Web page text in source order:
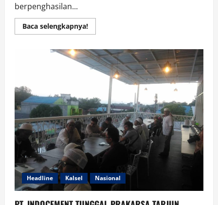
berpenghasilan...
Baca selengkapnya!Read
more
PDAM
Bandarmasih
Jual
Paket
Sembako
Murah
Pelanggan
MBR
Headline Kalsel Nasional